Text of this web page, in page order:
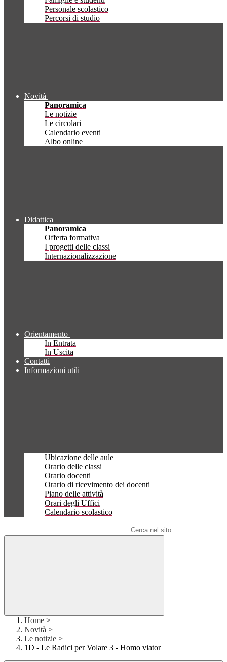
Personale scolastico
Percorsi di studio
Novità
Panoramica
Le notizie
Le circolari
Calendario eventi
Albo online
Didattica
Panoramica
Offerta formativa
I progetti delle classi
Internazionalizzazione
Orientamento
In Entrata
In Uscita
Contatti
Informazioni utili
Ubicazione delle aule
Orario delle classi
Orario docenti
Orario di ricevimento dei docenti
Piano delle attività
Orari degli Uffici
Calendario scolastico
Home >
Novità >
Le notizie >
1D - Le Radici per Volare 3 - Homo viator